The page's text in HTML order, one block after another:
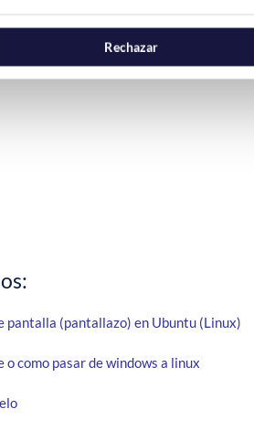
pantalla (pantallazo) en Ubuntu (Linux)
como pasar de windows a linux
Rechazar